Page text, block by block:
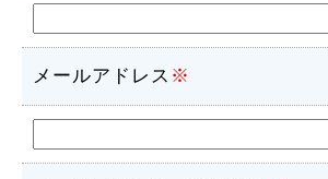
メールアドレス ※